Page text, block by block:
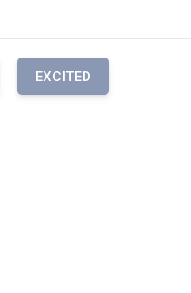
EXCITED